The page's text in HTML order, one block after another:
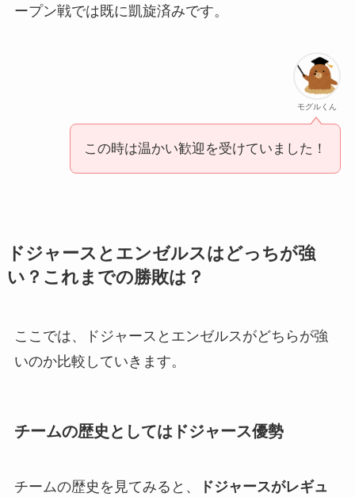
ープン戦では既に凱旋済みです。
モグルくん
この時は温かい歓迎を受けていました！
ドジャースとエンゼルスはどっちが強
い？これまでの勝敗は？
ここでは、ドジャースとエンゼルスがどちらが強
いのか比較していきます。
チームの歴史としてはドジャース優勢
チームの歴史を見てみると、
ドジャースがレギュ